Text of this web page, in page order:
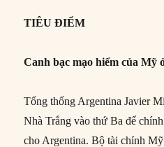
TIÊU ĐIỂM
Canh bạc mạo hiểm của Mỹ
Tổng thống Argentina Javier
Nhà Trắng vào thứ Ba để
cho Argentina. Bộ tài chính